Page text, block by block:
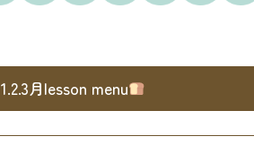
1.2.3月lesson menu